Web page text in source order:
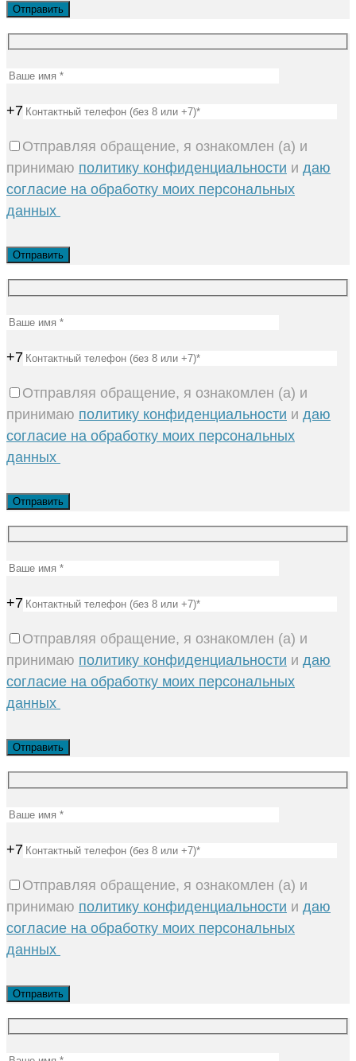
+7
Отправляя обращение, я ознакомлен (а) и
принимаю политику конфиденциальности и даю
согласие на обработку моих персональных
данных
+7
Отправляя обращение, я ознакомлен (а) и
принимаю политику конфиденциальности и даю
согласие на обработку моих персональных
данных
+7
Отправляя обращение, я ознакомлен (а) и
принимаю политику конфиденциальности и даю
согласие на обработку моих персональных
данных
+7
Отправляя обращение, я ознакомлен (а) и
принимаю политику конфиденциальности и даю
согласие на обработку моих персональных
данных